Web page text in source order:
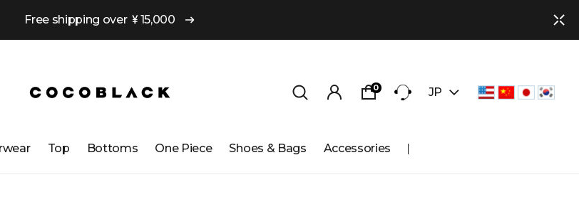
Free shipping over ￥15,000
0 JP
Top Bottoms One ​​Piece Shoes & Bags Accessories